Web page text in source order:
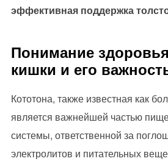
эффективная поддержка
Понимание
кишки и его
Кототона, также известная как
является важнейшей частью
системы, ответственной за
электролитов и питательных